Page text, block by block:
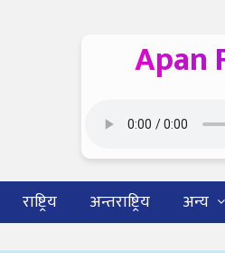
Apan
राष्ट्रिय अन्तराष्ट्रिय अन्य